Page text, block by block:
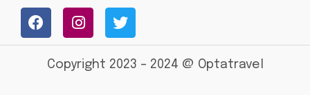
Copyright 2023 – 2024 @ Optatravel